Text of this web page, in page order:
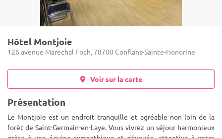
Hôtel Montjoie
126 avenue Marechal Foch, 78700 Conflans-Sainte-Honorine
Voir sur la carte
Présentation
Le Montjoie est un endroit tranquille et agréable non loin de la
forêt de Saint-Germain-en-Laye. Vous vivrez un séjour harmonieux